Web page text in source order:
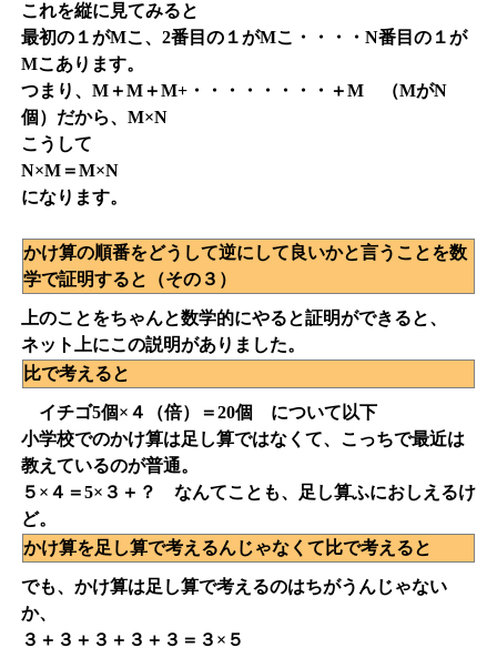
これを縦に見てみると
最初の１がMこ、2番目の１がMこ・・・・N番目の１が
Mこあります。
つまり、M＋M＋M+・・・・・・・・＋M （MがN
個）だから、M×N
こうして
N×M＝M×N
になります。
かけ算の順番をどうして逆にして良いかと言うことを数
学で証明すると（その３）
上のことをちゃんと数学的にやると証明ができると、
ネット上にこの説明がありました。
比で考えると
イチゴ5個×４（倍）＝20個 について以下
小学校でのかけ算は足し算ではなくて、こっちで最近は
教えているのが普通。
５×４＝5×３＋？ なんてことも、足し算ふにおしえるけ
ど。
かけ算を足し算で考えるんじゃなくて比で考えると
でも、かけ算は足し算で考えるのはちがうんじゃない
か、
３＋３＋３＋３＋３＝３×５